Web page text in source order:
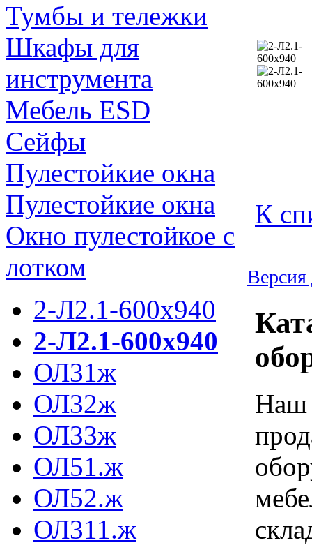
Тумбы и тележки
Шкафы для
инструмента
Мебель ESD
Сейфы
Пулестойкие окна
Пулестойкие окна
Окно пулестойкое с
лотком
2-Л2.1-600х940
2-Л2.1-600х940
ОЛ31ж
ОЛ32ж
ОЛ33ж
ОЛ51.ж
ОЛ52.ж
ОЛ311.ж
К
Версия
Наш